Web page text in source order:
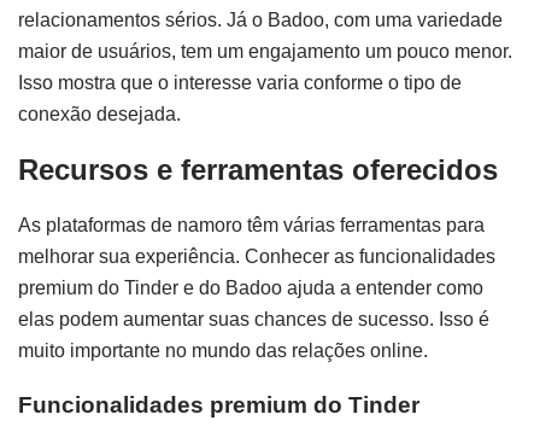
relacionamentos sérios. Já o Badoo, com uma variedade
maior de usuários, tem um engajamento um pouco menor.
Isso mostra que o interesse varia conforme o tipo de
conexão desejada.
Recursos e ferramentas oferecidos
As plataformas de namoro têm várias ferramentas para
melhorar sua experiência. Conhecer as funcionalidades
premium do Tinder e do Badoo ajuda a entender como
elas podem aumentar suas chances de sucesso. Isso é
muito importante no mundo das relações online.
Funcionalidades premium do Tinder